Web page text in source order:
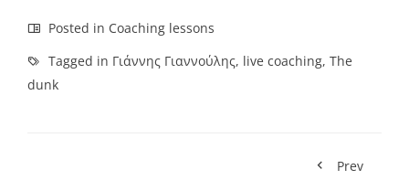
Posted in Coaching lessons
Tagged in Γιάννης Γιαννούλης, live coaching, The
dunk
Prev